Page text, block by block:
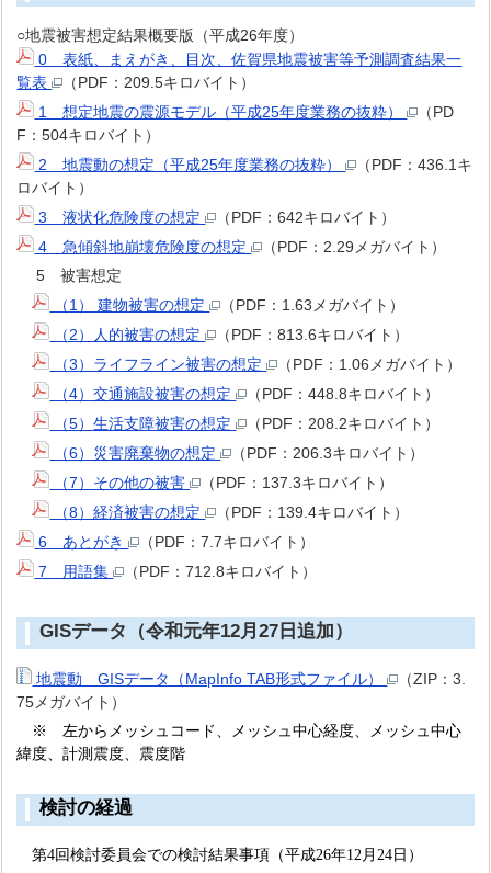
○地震被害想定結果概要版（平成26年度）
0 表紙、まえがき、目次、佐賀県地震被害等予測調査結果一
覧表
（PDF：209.5キロバイト）
1 想定地震の震源モデル（平成25年度業務の抜粋）
（PD
F：504キロバイト）
2 地震動の想定（平成25年度業務の抜粋）
（PDF：436.1キ
ロバイト）
3 液状化危険度の想定
（PDF：642キロバイト）
4 急傾斜地崩壊危険度の想定
（PDF：2.29メガバイト）
5 被害想定
（1） 建物被害の想定
（PDF：1.63メガバイト）
（2）人的被害の想定
（PDF：813.6キロバイト）
（3）ライフライン被害の想定
（PDF：1.06メガバイト）
（4）交通施設被害の想定
（PDF：448.8キロバイト）
（5）生活支障被害の想定
（PDF：208.2キロバイト）
（6）災害廃棄物の想定
（PDF：206.3キロバイト）
（7）その他の被害
（PDF：137.3キロバイト）
（8）経済被害の想定
（PDF：139.4キロバイト）
6 あとがき
（PDF：7.7キロバイト）
7 用語集
（PDF：712.8キロバイト）
GISデータ（令和元年12月27日追加）
地震動 GISデータ（MapInfo TAB形式ファイル）
（ZIP：3.
75メガバイト）
※ 左からメッシュコード、メッシュ中心経度、メッシュ中心
緯度、計測震度、震度階
検討の経過
第4回検討委員会での検討結果事項（平成26年12月24日）